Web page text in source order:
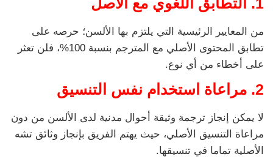
من المعايير الرئيسية التي يلتزم بها الألسن؛ حرصه على
تطابق المحتوى الأصلي مع المترجم بنسبة 100%، فلن تعثر
على أخطاء من أي نوع.
2. مراعاة استخدام نفس التنسيق
لا يمكن إنجاز ترجمة وثيقة أحوال مدنية لدى الألسن من دون
مراعاة التنسيق الأصلي، حيث يهتم الفريق بإنجاز وثائق تشه
الأصلية تماما في تنسيقها.